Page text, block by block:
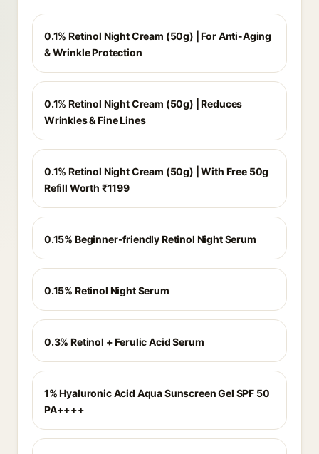
0.1% Retinol Night Cream (50g) | For Anti-Aging
& Wrinkle Protection
0.1% Retinol Night Cream (50g) | Reduces
Wrinkles & Fine Lines
0.1% Retinol Night Cream (50g) | With Free 50g
Refill Worth ₹1199
0.15% Beginner-friendly Retinol Night Serum
0.15% Retinol Night Serum
0.3% Retinol + Ferulic Acid Serum
1% Hyaluronic Acid Aqua Sunscreen Gel SPF 50
PA++++